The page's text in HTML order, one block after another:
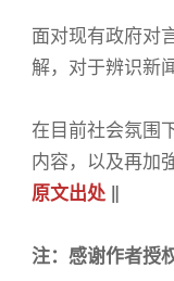
面对现有政府对
解，对于辨识新
在目前社会氛围
内容，以及再加
原文出处‖
注：感谢作者授